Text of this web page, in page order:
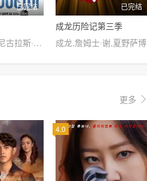
已完结
弗莱迪·海默,尼古拉斯·冈萨雷斯,安东尼娅·托马斯,卓库·莫度,碧儿·加勒特,希尔·哈勃,富田谭玲,理查德·希夫,格雷厄姆·维奇尔
已完结
成龙历险记第三季
成龙,詹姆士·谢,夏野萨博
更多
4.0